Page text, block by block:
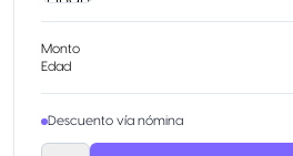
Monto
Edad
Descuento vía nómina